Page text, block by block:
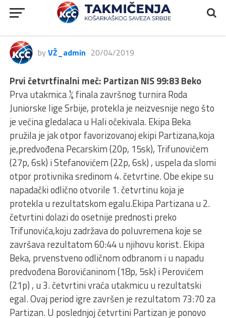
Izveštaj prvog dana finalnog
turnira RODA JLS 2018/19
by VŽ_admin 20/04/2019
Prvi četvrtfinalni meč: Partizan NIS 99:83 Beko
Prva utakmica ¼ finala završnog turnira Roda
Juniorske lige Srbije, protekla je neizvesnije nego što
je većina gledalaca u Hali očekivala. Ekipa Beka
pružila je jak otpor favorizovanoj ekipi Partizana,koja
je,predvođena Pecarskim (20p, 15sk), Trifunovićem
(27p, 6sk) i Stefanovićem (22p, 6sk) , uspela da slomi
otpor protivnika sredinom 4. četvrtine. Obe ekipe su
napadački odlično otvorile 1. četvrtinu koja je
protekla u rezultatskom egalu.Ekipa Partizana u 2.
četvrtini dolazi do osetnije prednosti preko
Trifunovića,koju zadržava do poluvremena koje se
završava rezultatom 60:44 u njihovu korist. Ekipa
Beka, prvenstveno odličnom odbranom i u napadu
predvođena Borovićaninom (18p, 5sk) i Perovićem
(21p) , u 3. četvrtini vraća utakmicu u rezultatski
egal. Ovaj period igre završen je rezultatom 73:70 za
Partizan. U poslednjoj četvrtini Partizan je ponovo